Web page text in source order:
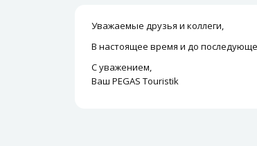
Уважаемые друзья и коллеги,
В настоящее время и до
С уважением,
Ваш PEGAS Touristik